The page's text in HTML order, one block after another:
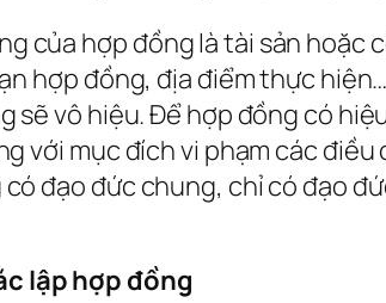
của hợp đồng là tài sản hoặc
hợp đồng, địa điểm thực
sẽ vô hiệu. Để hợp đồng có
với mục đích vi phạm các
đạo đức chung, chỉ có đạo
lập hợp đồng